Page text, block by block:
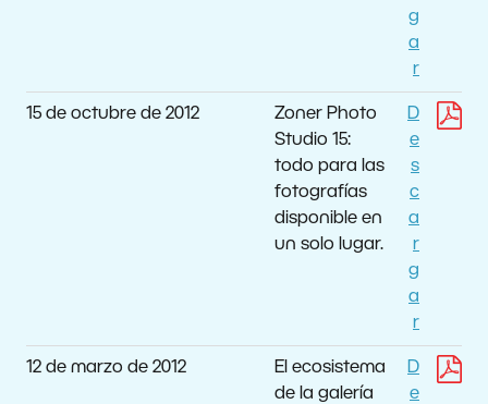
g
a
r
15 de octubre de 2012
Zoner Photo
Studio 15:
todo para las
fotografías
disponible en
un solo lugar.
D
e
s
c
a
r
g
a
r
12 de marzo de 2012
El ecosistema
de la galería
D
e